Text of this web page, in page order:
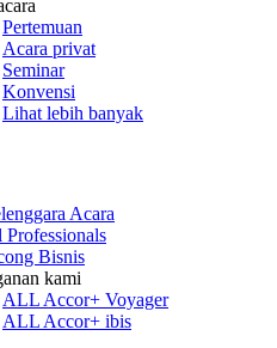
Pertemuan
Acara privat
Seminar
Konvensi
Lihat lebih banyak
Acara
Professionals
Bisnis
kami
ALL Accor+ Voyager
ALL Accor+ ibis